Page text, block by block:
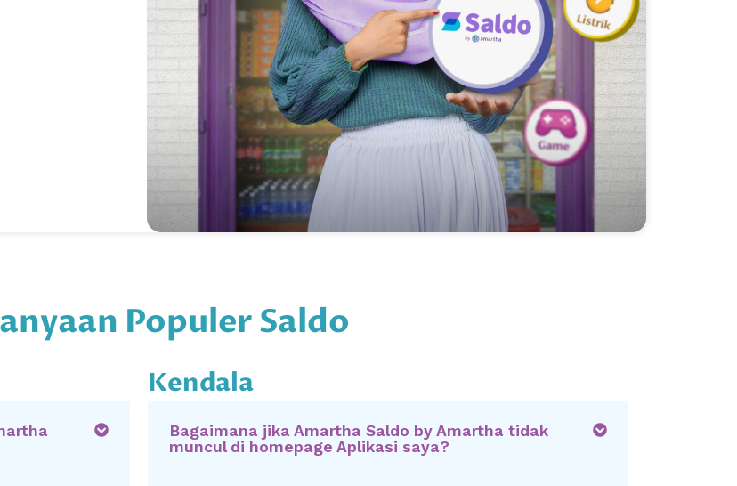
Populer Saldo
Kendala
Bagaimana jika Amartha Saldo by Amartha tidak
muncul di homepage Aplikasi saya?